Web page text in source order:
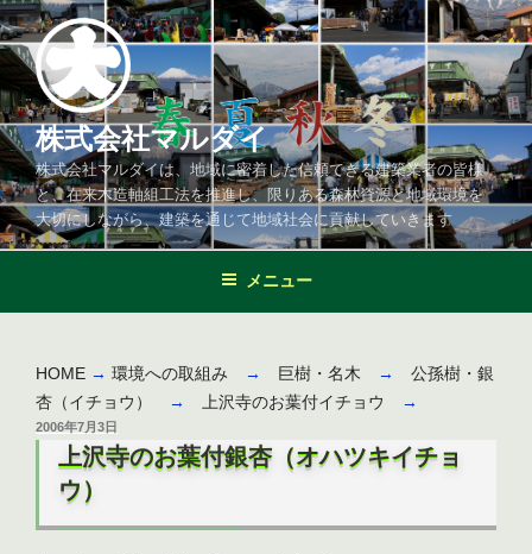
コ
ン
テ
ン
ツ
へ
ス
キ
ッ
株式会社マルダイ
株式会社マルダイは、地域に密着した信頼できる建築業者の皆様
と、在来木造軸組工法を推進し、限りある森林資源と地域環境を
大切にしながら、建築を通じて地域社会に貢献していきます
メニュー
HOME → 環境への取組み → 巨樹・名木 → 公孫樹・銀
杏（イチョウ）
→ 上沢寺のお葉付イチョウ →
投
2006年7月3日
上沢寺のお葉付銀杏（オハツキイチョ
ウ）